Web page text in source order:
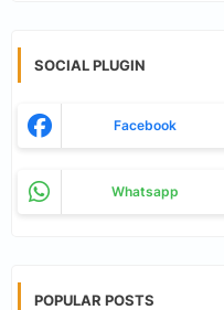
SOCIAL PLUGIN
Facebook
Whatsapp
POPULAR POSTS